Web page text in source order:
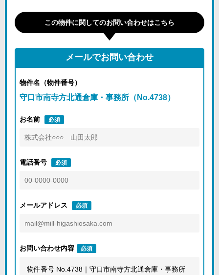
この物件に関してのお問い合わせはこちら
メールでお問い合わせ
物件名（物件番号）
守口市南寺方北通倉庫・事務所（No.4738）
お名前 必須
電話番号 必須
メールアドレス 必須
お問い合わせ内容 必須